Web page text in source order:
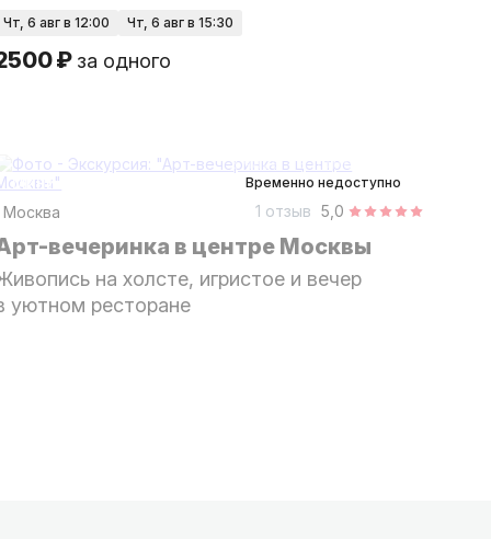
чт, 6 авг в 12:00 чт, 6 авг в 15:30
₽ за одного
Временно недоступно
2 часа
в помещении
Мини-группа
Москва
5,0
1 отзыв
вечеринка в центре Москвы
на холсте, игристое и вечер
уютном ресторане